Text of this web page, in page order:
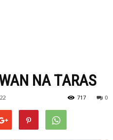
NA TARAS
0
717